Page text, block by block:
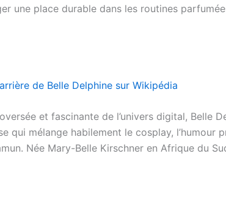
une place durable dans les routines
de Belle Delphine sur Wikipédia
et fascinante de l’univers digital, Belle
qui mélange habilement le cosplay,
Née Mary-Belle Kirschner en Afrique du